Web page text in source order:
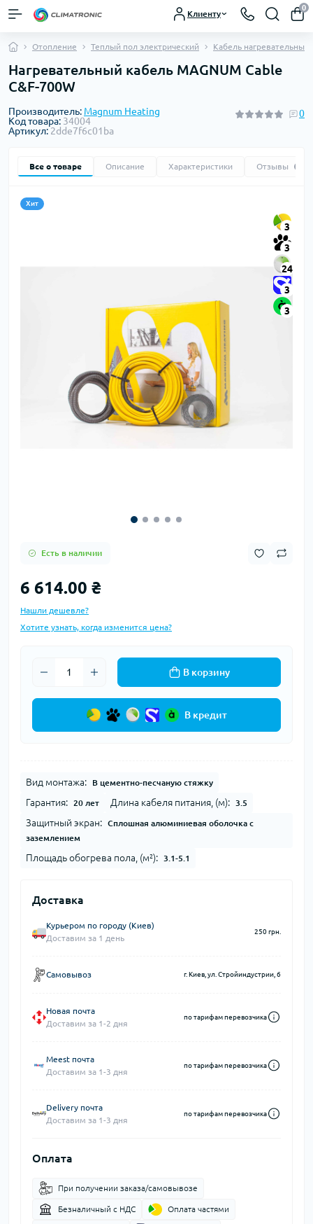
Клиенту
0
Отопление Теплый пол электрический Кабель нагревательный
Нагревательный кабель MAGNUM Cable
C&F-700W
Производитель: Magnum Heating
Код товара: 34004
Артикул: 2dde7f6c01ba
0
Все о товаре Описание Характеристики Отзывы
Хит
3
3
24
3
3
Есть в наличии
6 614.00 ₴
Нашли дешевле?
Хотите узнать, когда изменится цена?
В корзину
В кредит
Вид монтажа: В цементно-песчаную стяжку
Гарантия: 20 лет Длина кабеля питания, (м): 3.5
Защитный экран:
Сплошная алюминиевая оболочка с
заземлением
Площадь обогрева пола, (м²): 3.1-5.1
Доставка
Курьером по городу (Киев)
Доставим за 1 день
250 грн.
Самовывоз г. Киев, ул. Стройиндустрии, 6
Новая почта
Доставим за 1-2 дня
по тарифам перевозчика
Meest почта
Доставим за 1-3 дня
по тарифам перевозчика
Delivery почта
Доставим за 1-3 дня
по тарифам перевозчика
Оплата
При получении заказа/самовывозе
Безналичный с НДС Оплата частями